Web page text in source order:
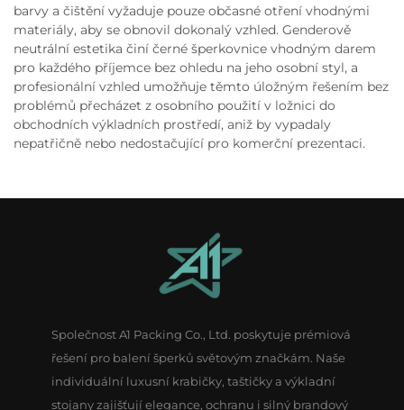
barvy a čištění vyžaduje pouze občasné otření vhodnými
materiály, aby se obnovil dokonalý vzhled. Genderově
neutrální estetika činí černé šperkovnice vhodným darem
pro každého příjemce bez ohledu na jeho osobní styl, a
profesionální vzhled umožňuje těmto úložným řešením bez
problémů přecházet z osobního použití v ložnici do
obchodních výkladních prostředí, aniž by vypadaly
nepatřičně nebo nedostačující pro komerční prezentaci.
Společnost A1 Packing Co., Ltd. poskytuje prémiová
řešení pro balení šperků světovým značkám. Naše
individuální luxusní krabičky, taštičky a výkladní
stojany zajišťují elegance, ochranu i silný brandový